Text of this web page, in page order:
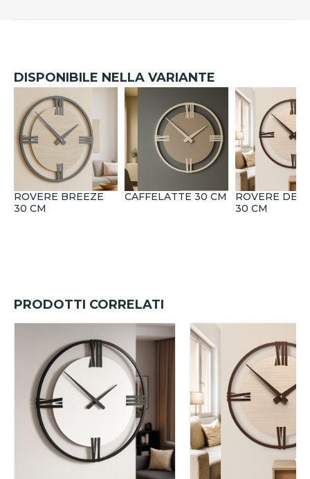
DISPONIBILE NELLA VARIANTE
ROVERE BREEZE
30 CM
CAFFELATTE 30 CM
ROVERE
30 CM
PRODOTTI CORRELATI